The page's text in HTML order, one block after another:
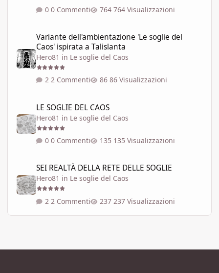
0 Commenti 764 Visualizzazioni
Variante dell'ambientazione 'Le soglie del
Caos' ispirata a Talislanta
Hero81 in Le soglie del Caos
2 Commenti 86 Visualizzazioni
LE SOGLIE DEL CAOS
Hero81 in Le soglie del Caos
0 Commenti 135 Visualizzazioni
SEI REALTÀ DELLA RETE DELLE SOGLIE
Hero81 in Le soglie del Caos
2 Commenti 237 Visualizzazioni